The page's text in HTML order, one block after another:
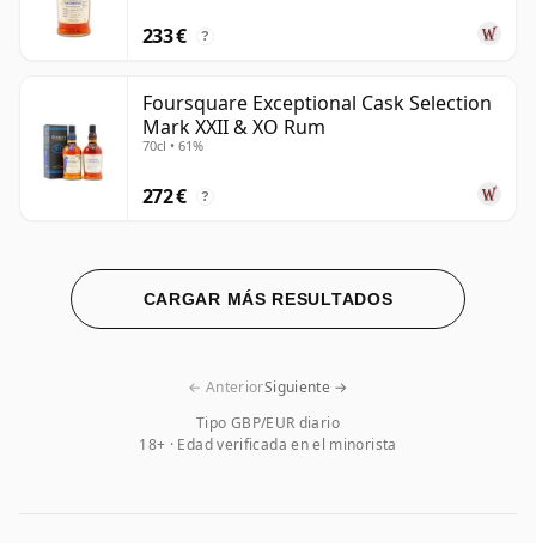
233 € ?
Foursquare Exceptional Cask Selection
Mark XXII & XO Rum
70cl • 61%
272 € ?
CARGAR MÁS RESULTADOS
Tipo GBP/EUR diario
18+ · Edad verificada en el minorista
← AnteriorSiguiente →